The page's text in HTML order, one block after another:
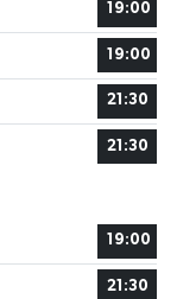
19:00
19:00
21:30
21:30
19:00
21:30